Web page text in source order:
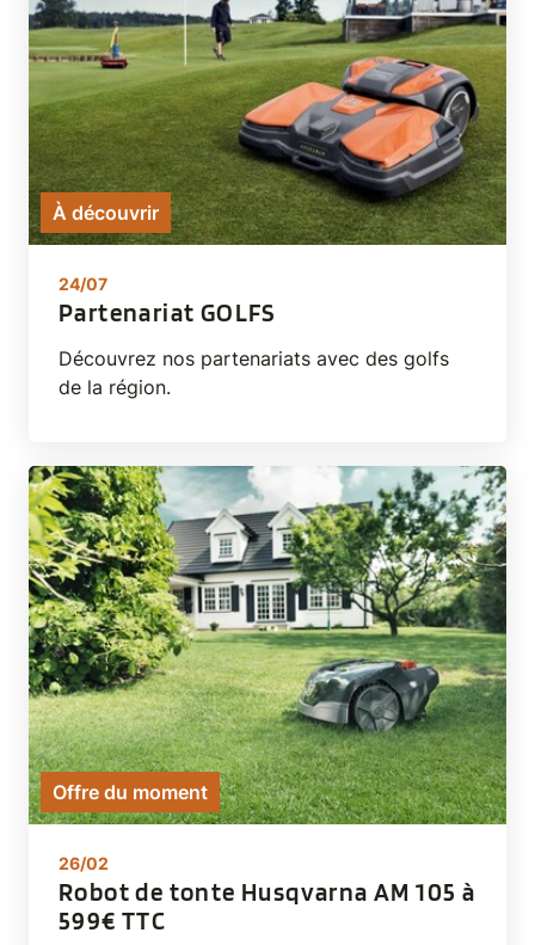
À découvrir
24/07
Partenariat GOLFS
Découvrez nos partenariats avec des golfs
de la région.
Offre du moment
26/02
Robot de tonte Husqvarna AM 105 à
599€ TTC